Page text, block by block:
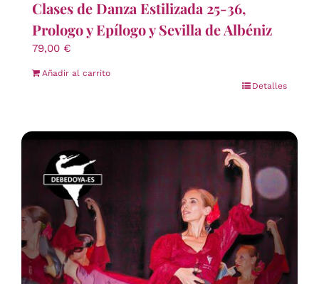
Clases de Danza Estilizada 25-36,
Prologo y Epílogo y Sevilla de Albéniz
79,00 €
Añadir al carrito
Detalles